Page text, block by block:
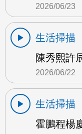
2026/06/23
生活掃描
陳秀熙許
2026/06/22
生活掃描
霍鵬程楊